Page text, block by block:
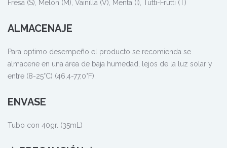
Fresa (S), Melón (M), Vainilla (V), Menta (I), Tutti-Frutti (T)
ALMACENAJE
Para optimo desempeño el producto se recomienda se
almacene en una área de baja humedad, lejos de la luz solar y
entre (8-25°C) (46,4-77,0°F).
ENVASE
Tubo con 40gr. (35mL)